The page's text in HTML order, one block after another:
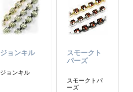
ジョンキル
ジョンキル
スモークト
パーズ
スモークトパ
ーズ